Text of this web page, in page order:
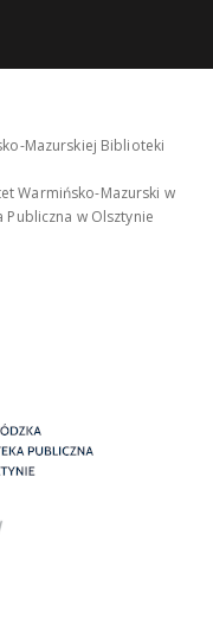
Mazurskiej Biblioteki
Warmińsko-Mazurski w
w Olsztynie